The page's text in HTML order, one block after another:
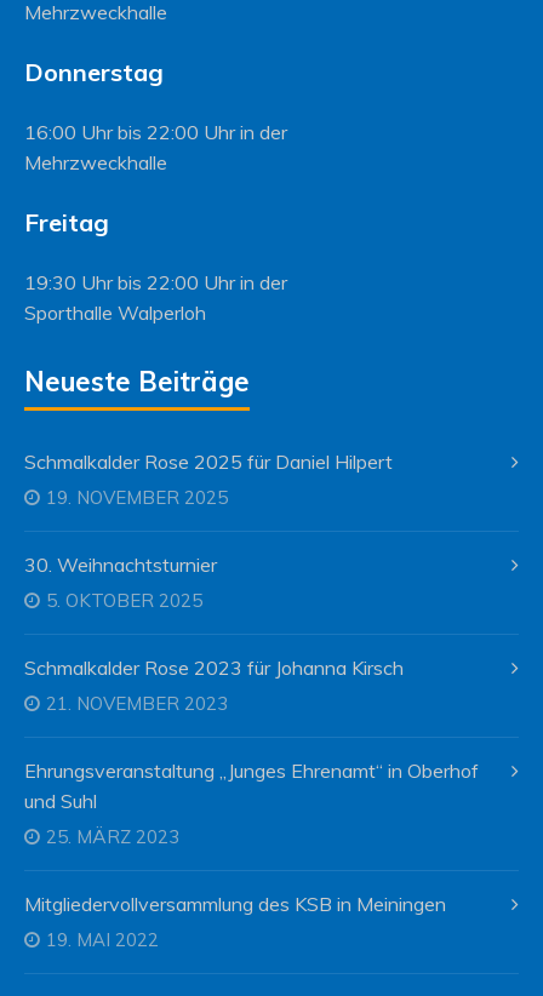
Mehrzweckhalle
Donnerstag
16:00 Uhr bis 22:00 Uhr in der
Mehrzweckhalle
Freitag
19:30 Uhr bis 22:00 Uhr in der
Sporthalle Walperloh
Neueste Beiträge
Schmalkalder Rose 2025 für Daniel Hilpert
19. NOVEMBER 2025
30. Weihnachtsturnier
5. OKTOBER 2025
Schmalkalder Rose 2023 für Johanna Kirsch
21. NOVEMBER 2023
Ehrungsveranstaltung „Junges Ehrenamt“ in Oberhof
und Suhl
25. MÄRZ 2023
Mitgliedervollversammlung des KSB in Meiningen
19. MAI 2022